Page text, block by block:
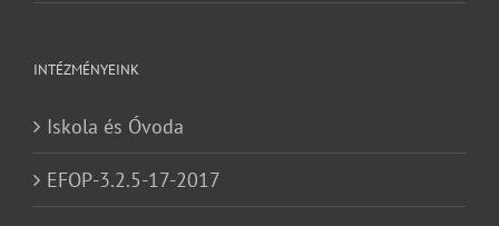
INTÉZMÉNYEINK
Iskola és Óvoda
EFOP-3.2.5-17-2017